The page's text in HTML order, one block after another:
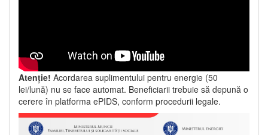
Atenție! Acordarea suplimentului pentru energie (50
lei/lună) nu se face automat. Beneficiarii trebuie să depună o
cerere în platforma ePIDS, conform procedurii legale.